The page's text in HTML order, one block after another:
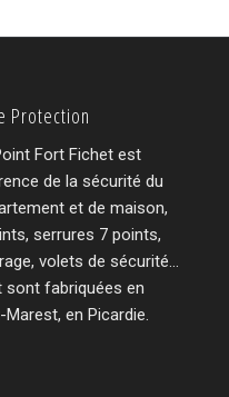
Protection
Fort Fichet est
de la sécurité du
et de maison,
serrures 7 points,
volets de sécurité…
sont fabriquées en
en Picardie.